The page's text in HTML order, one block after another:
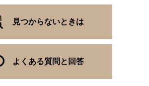
見つからないときは
よくある質問と回答